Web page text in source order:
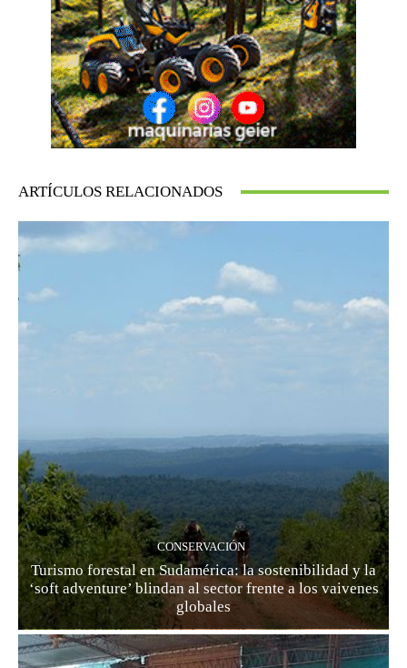
ARTÍCULOS RELACIONADOS
CONSERVACIÓN
Turismo forestal en Sudamérica: la sostenibilidad y la
‘soft adventure’ blindan al sector frente a los vaivenes
globales